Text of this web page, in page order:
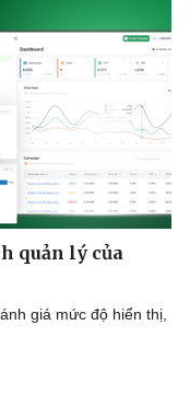
quản lý của
giá mức độ hiển thị,